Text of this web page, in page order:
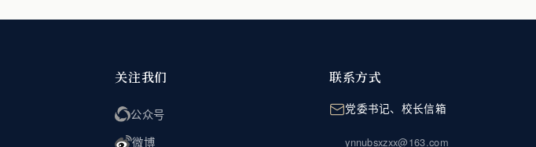
关注我们
公众号
微博
联系方式
党委书记、校长信箱
ynnubsxzxx@163.com